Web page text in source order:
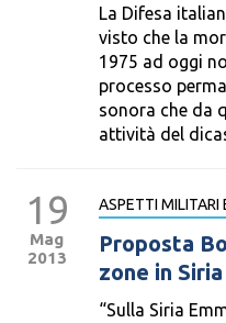
La Difesa
visto che la
1975 ad oggi
processo
sonora che da
attività del
19
Mag
2013
ASPETTI MILITARI
Proposta
zone in Siria
“Sulla Siria